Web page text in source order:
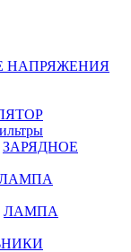
НАПРЯЖЕНИЯ
ЗАРЯДНОЕ
ЛАМПА